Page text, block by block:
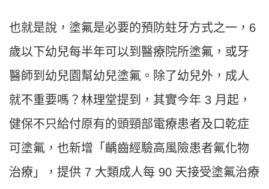
也就是說，塗氟是必要的預防蛀牙方式之一，6
歲以下幼兒每半年可以到醫療院所塗氟，或牙
醫師到幼兒園幫幼兒塗氟。除了幼兒外，成人
就不重要嗎？林理堂提到，其實今年 3 月起，
健保不只給付原有的頭頸部電療患者及口乾症
可塗氟，也新增「齲齒經驗高風險患者氟化物
治療」，提供 7 大類成人每 90 天接受塗氟治療